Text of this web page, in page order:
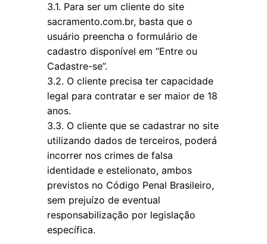
3.1. Para ser um cliente do site
sacramento.com.br, basta que o
usuário preencha o formulário de
cadastro disponível em “Entre ou
Cadastre-se”.
3.2. O cliente precisa ter capacidade
legal para contratar e ser maior de 18
anos.
3.3. O cliente que se cadastrar no site
utilizando dados de terceiros, poderá
incorrer nos crimes de falsa
identidade e estelionato, ambos
previstos no Código Penal Brasileiro,
sem prejuízo de eventual
responsabilização por legislação
específica.